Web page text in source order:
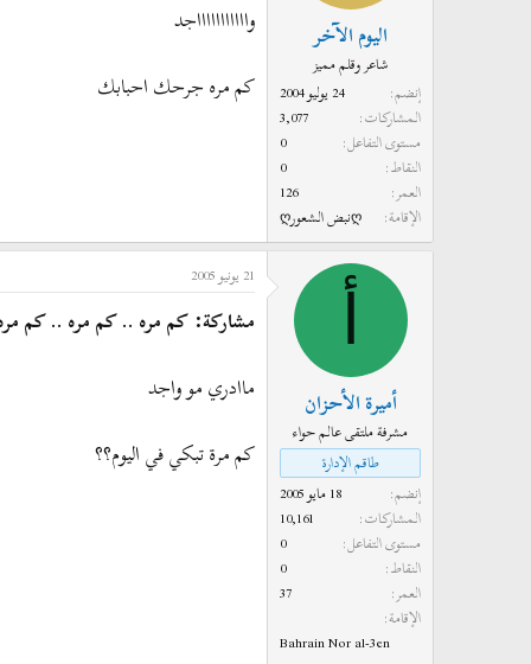
اليوم الآخر
شاعر وقلم مميز
إنضم
24 يوليو 2004
المشاركات
3,077
مستوى التفاعل
0
النقاط
0
العمر
126
الإقامة
ღنبض الشعورღ
واااااااااااجد
كم مره جرحك احبابك
أميرة الأحزان
مشرفة ملتقى عالم حواء
طاقم الإدارة
إنضم
18 مايو 2005
المشاركات
10,161
مستوى التفاعل
0
النقاط
0
العمر
37
الإقامة
Bahrain Nor al-3en
21 يونيو 2005
مشاركة: كم مره .. كم مره .. كم
ماادري مو واجد
كم مرة تبكي في اليوم؟؟